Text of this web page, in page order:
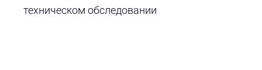
техническом обследовании